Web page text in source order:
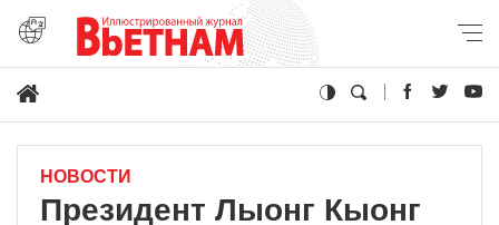
НОВОСТИ
Президент Лыонг Кыонг